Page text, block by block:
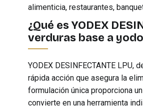
alimenticia, restaurantes,
¿Qué es YODEX
verduras base a
YODEX DESINFECTANTE
rápida acción que asegura la
formulación única proporciona
convierte en una herramienta